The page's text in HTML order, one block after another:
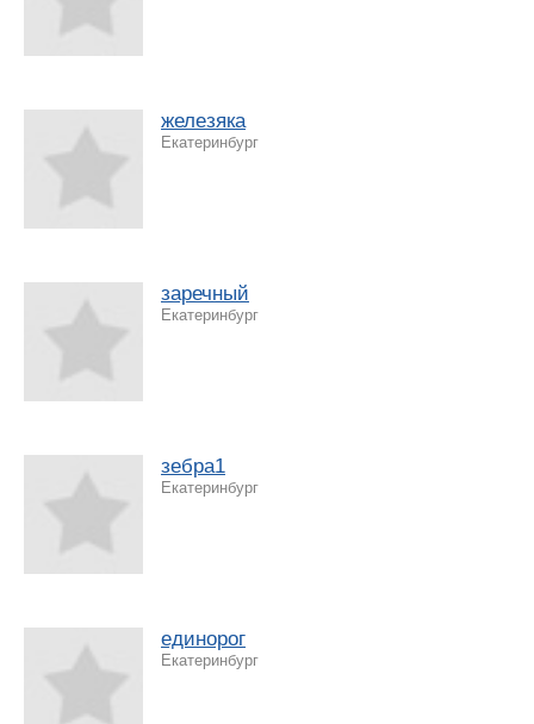
железяка
Екатеринбург
заречный
Екатеринбург
зебра1
Екатеринбург
единорог
Екатеринбург